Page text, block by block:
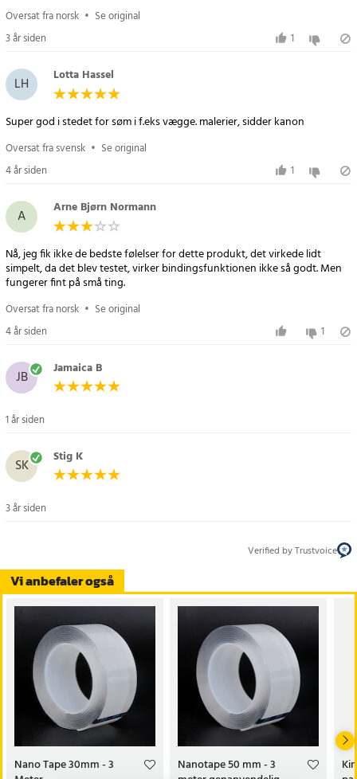
Vi anbefaler også
Nano Tape 30mm - 3
Nanotape 50 mm - 3
Oversat fra norsk • Se original
3 år siden
1
LH Lotta Hassel
Super god i stedet for søm i f.eks vægge. malerier, sidder kanon
Oversat fra svensk • Se original
4 år siden
1
A Arne Bjørn Normann
Nå, jeg fik ikke de bedste følelser for dette produkt, det virkede lidt
simpelt, da det blev testet, virker bindingsfunktionen ikke så godt. Men
fungerer fint på små ting.
Oversat fra norsk • Se original
4 år siden
1
JB Jamaica B
1 år siden
SK Stig K
3 år siden
Verified by Trustvoice